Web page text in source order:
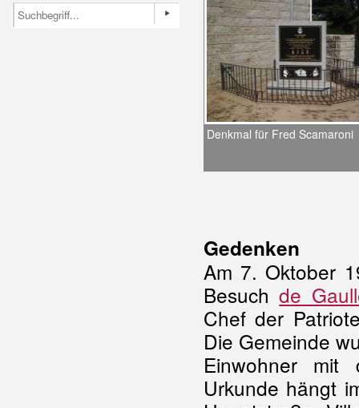
Denkmal für Fred Scamaroni
Gedenken
Am 7. Oktober
Besuchde
Chef der
Die Gemeinde
Einwohner mit
Urkunde hängt